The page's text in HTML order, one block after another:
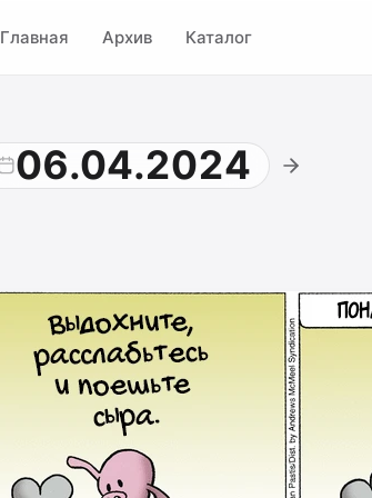
Главная Архив Каталог
06.04.2024